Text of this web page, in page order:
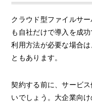
クラウド型ファイルサ
も自社だけで導入を成
利用方法が必要な場合
ともあります。
契約する前に、サービ
いでしょう。大企業向